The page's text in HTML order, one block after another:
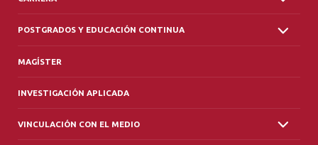
POSTGRADOS Y EDUCACIÓN CONTINUA
MAGÍSTER
INVESTIGACIÓN APLICADA
VINCULACIÓN CON EL MEDIO